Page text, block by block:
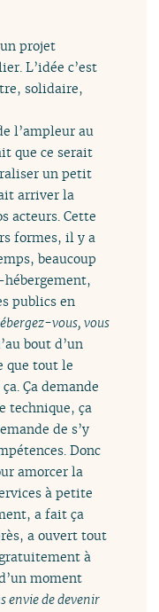
projet
L’idée c’est
solidaire,
l’ampleur au
que ce serait
un petit
arriver la
acteurs. Cette
formes, il y a
beaucoup
publics en
vous, vous
bout d’un
que tout le
Ça demande
technique, ça
de s’y
Donc
amorcer la
à petite
a fait ça
a ouvert tout
à
moment
envie de devenir